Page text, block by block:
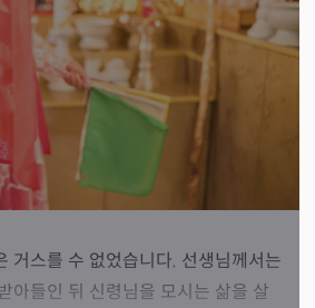
거스를 수 없었습니다. 선생님께서는
아들인 뒤 신령님을 모시는 삶을 살